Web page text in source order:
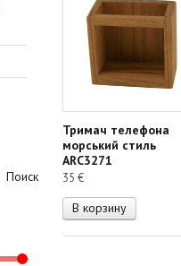
Тримач телефона
морський стиль
ARC3271
35 €
В корзину
Поиск